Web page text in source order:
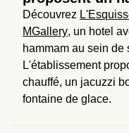
Découvrez
MGallery, un hotel
hammam au sein de
L'établissement
chauffé, un jacuzzi
fontaine de glace.